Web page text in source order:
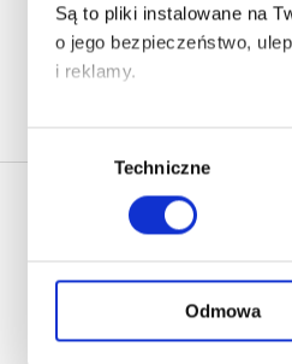
Są to pliki instalowane na
o jego bezpieczeństwo,
i reklamy.
Poza plikami, które są nam
Twojej zgody.
Każda udzielona zgoda
zgody
Techniczne
Odmowa